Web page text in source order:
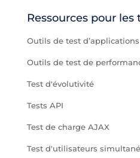
Ressources pour les
Outils de test
Outils de test de
Test d'évolutivité
Tests API
Test de charge AJAX
Test d'utilisateurs